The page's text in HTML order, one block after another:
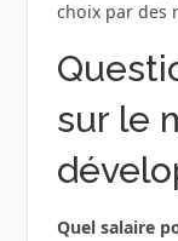
choix par des
sur le
Quel salaire